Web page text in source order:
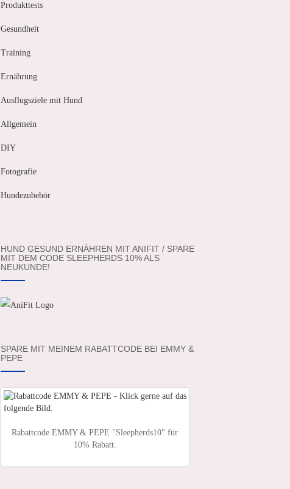
Produkttests
Gesundheit
Training
Ernährung
Ausflugsziele mit Hund
Allgemein
DIY
Fotografie
Hundezubehör
HUND GESUND ERNÄHREN MIT ANIFIT / SPARE
MIT DEM CODE SLEEPHERDS 10% ALS
NEUKUNDE!
SPARE MIT MEINEM RABATTCODE BEI EMMY &
PEPE
Rabattcode EMMY & PEPE "Sleepherds10" für
10% Rabatt.